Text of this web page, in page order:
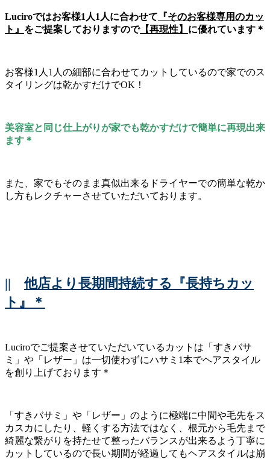
Luciroではお客様1人1人に合わせて 『そのお客様専用のカッ
ト』 をご提案しておりますので【再現性】 に優れています＊
お客様1人1人の細部に合わせてカットしているので家でのス
タイリングは乾かすだけでOK！
美容室と同じ仕上がりが家でも乾かすだけで簡単に再現出来
ます＊
また、家でもそのまま真似出来るドライヤーでの簡単な乾か
し方もレクチャーさせていただいております。
|| 他店より長期間持続する『長持ちカッ
ト』＊
Luciroでご提案させていただいているカットは「すきバサ
ミ」や「レザー」は一切使わずにハサミ1本でヘアスタイル
を創り上げております＊
「すきバサミ」や「レザー」のように極端に中間や毛先をス
カスカにしたり、軽くする方法ではなく、根元から毛先まで
綺麗な繋がりを持たせて整ったバランスが出来るよう丁寧に
カットしているので長い期間が経過してもヘアスタイルは崩